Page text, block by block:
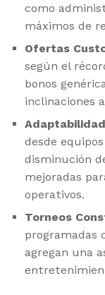
como
máximos de
Ofertas
según el
bonos
inclinaciones
desde
disminución
mejoradas
operativos.
Torneos
programadas
agregan una